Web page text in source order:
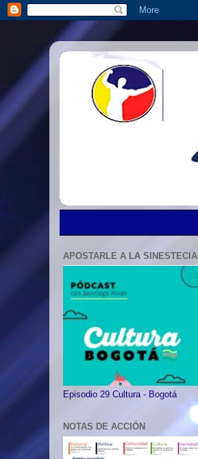
APOSTARLE A LA SINESTECIA
Episodio 29 Cultura - Bogotá
NOTAS DE ACCIÓN